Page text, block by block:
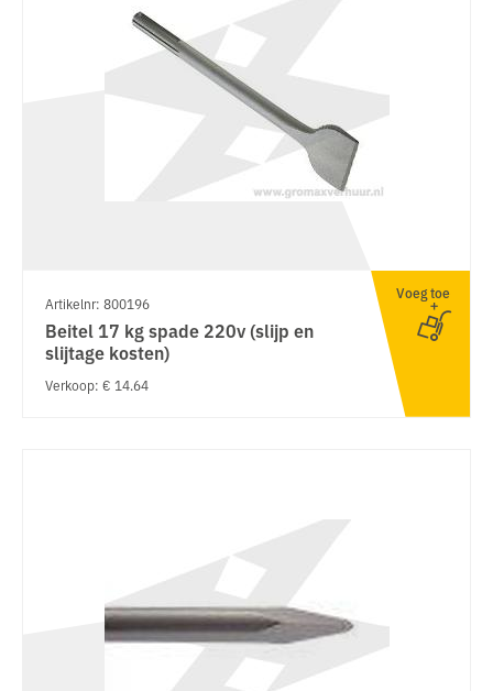
Artikelnr: 800196
Beitel 17 kg spade 220v (slijp en
slijtage kosten)
Verkoop: € 14.64
Voeg toe